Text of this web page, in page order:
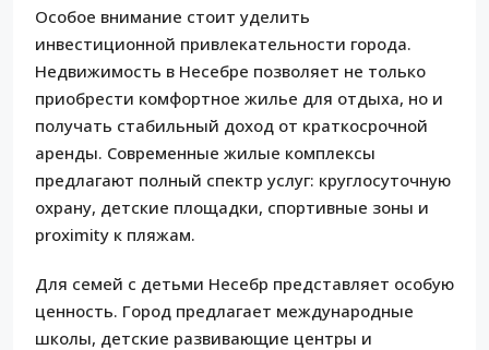
Особое внимание стоит уделить
инвестиционной привлекательности города.
Недвижимость в Несебре позволяет не только
приобрести комфортное жилье для отдыха, но и
получать стабильный доход от краткосрочной
аренды. Современные жилые комплексы
предлагают полный спектр услуг: круглосуточную
охрану, детские площадки, спортивные зоны и
proximity к пляжам.
Для семей с детьми Несебр представляет особую
ценность. Город предлагает международные
школы, детские развивающие центры и